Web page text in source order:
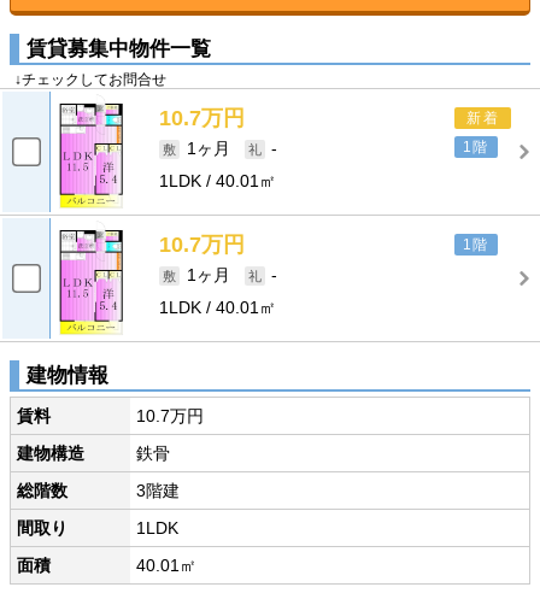
賃貸募集中物件一覧
↓チェックしてお問合せ
新着
1階
10.7万円
1ヶ月
-
1LDK
40.01㎡
1階
10.7万円
1ヶ月
-
1LDK
40.01㎡
建物情報
賃料
10.7万円
建物構造
鉄骨
総階数
3階建
間取り
1LDK
面積
40.01㎡